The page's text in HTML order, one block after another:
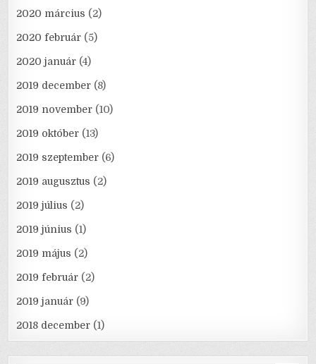
2020 március (2)
2020 február (5)
2020 január (4)
2019 december (8)
2019 november (10)
2019 október (13)
2019 szeptember (6)
2019 augusztus (2)
2019 július (2)
2019 június (1)
2019 május (2)
2019 február (2)
2019 január (9)
2018 december (1)